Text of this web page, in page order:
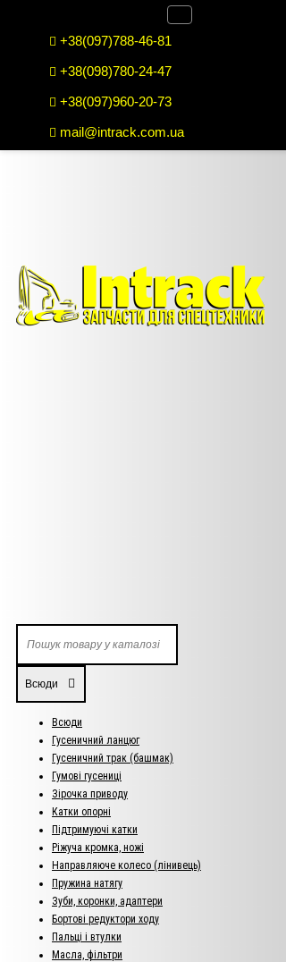
+38(097)788-46-81
+38(098)780-24-47
+38(097)960-20-73
mail@intrack.com.ua
Всюди
Всюди
Гусеничний ланцюг
Гусеничний трак (башмак)
Гумові гусениці
Зірочка приводу
Катки опорні
Підтримуючі катки
Ріжуча кромка, ножі
Направляюче колесо (лінивець)
Пружина натягу
Зуби, коронки, адаптери
Бортові редуктори ходу
Пальці і втулки
Масла, фільтри